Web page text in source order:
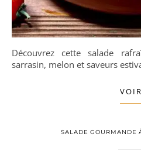
Découvrez cette salade rafraîchissante mêlant poulet,
sarrasin, melon et saveurs
VOIR
SALADE GOURMANDE